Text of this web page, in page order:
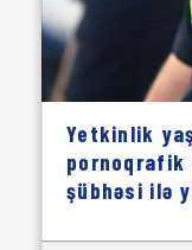
Yetkinlik
pornoqrafik
şübhəsi ilə